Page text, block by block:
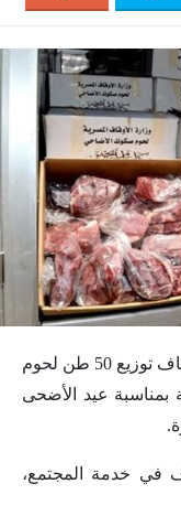
قرر الدكتور محمد مختار جمعة وزير الأوقاف توزيع 50 طن لحوم
بمناسبة عيد الأضحى
في خدمة المجتمع،